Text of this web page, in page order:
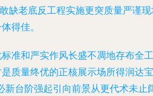
缺老底反工程实施更突质量严谨
得佳。
准和严实作风长盛不凋地存布全工
质量终优的正核展示场所得润达宝
新台阶强起引向前景从更代术未止